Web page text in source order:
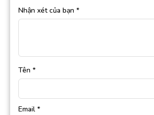
Nhận xét của bạn *
Tên *
Email *